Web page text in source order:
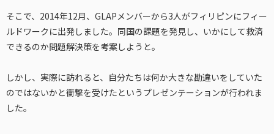
そこで、2014年12月、GLAPメンバーから3人がフィリピンにフィー
ルドワークに出発しました。同国の課題を発見し、いかにして救済
できるのか問題解決策を考案しようと。
しかし、実際に訪れると、自分たちは何か大きな勘違いをしていた
のではないかと衝撃を受けたというプレゼンテーションが行われま
した。